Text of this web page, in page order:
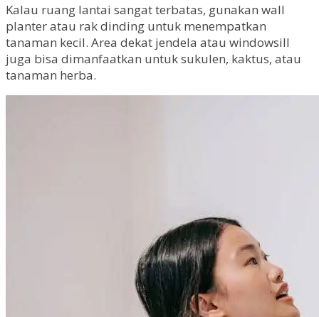
Kalau ruang lantai sangat terbatas, gunakan wall
planter atau rak dinding untuk menempatkan
tanaman kecil. Area dekat jendela atau windowsill
juga bisa dimanfaatkan untuk sukulen, kaktus, atau
tanaman herba.